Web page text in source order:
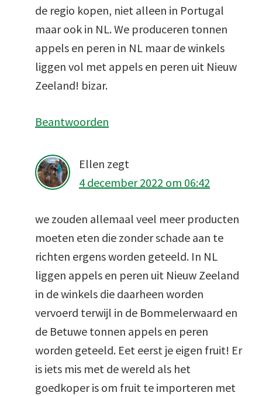
de regio kopen, niet alleen in Portugal
maar ook in NL. We produceren tonnen
appels en peren in NL maar de winkels
liggen vol met appels en peren uit Nieuw
Zeeland! bizar.
Beantwoorden
Ellen zegt
4 december 2022 om 06:42
we zouden allemaal veel meer producten
moeten eten die zonder schade aan te
richten ergens worden geteeld. In NL
liggen appels en peren uit Nieuw Zeeland
in de winkels die daarheen worden
vervoerd terwijl in de Bommelerwaard en
de Betuwe tonnen appels en peren
worden geteeld. Eet eerst je eigen fruit! Er
is iets mis met de wereld als het
goedkoper is om fruit te importeren met